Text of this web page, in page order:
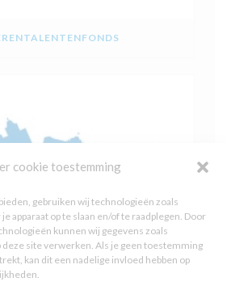
cookie toestemming
gebruiken wij technologieën zoals
apparaat op te slaan en/of te raadplegen. Door
kunnen wij gegevens zoals
deze site verwerken. Als je geen toestemming
kan dit een nadelige invloed hebben op